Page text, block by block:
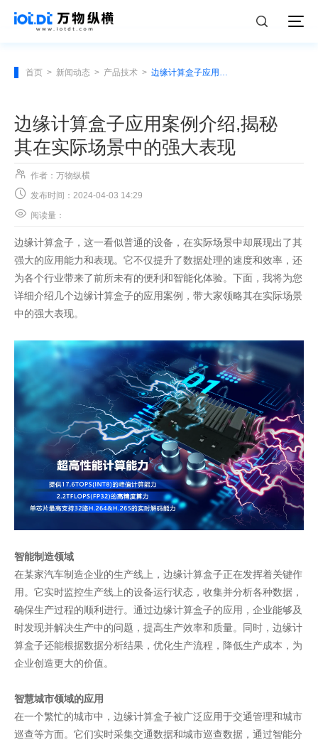
首页 > 新闻动态 > 产品技术 > 边缘计算盒子应用案例介绍,揭秘其在实际场景中的强大表现
边缘计算盒子应用案例介绍,揭秘
其在实际场景中的强大表现
 作者：万物纵横
 发布时间：2024-04-03 14:29
 阅读量：
边缘计算盒子，这一看似普通的设备，在实际场景中却展现出了其
强大的应用能力和表现。它不仅提升了数据处理的速度和效率，还
为各个行业带来了前所未有的便利和智能化体验。下面，我将为您
详细介绍几个边缘计算盒子的应用案例，带大家领略其在实际场景
中的强大表现。
智能制造领域
在某家汽车制造企业的生产线上，边缘计算盒子正在发挥着关键作
用。它实时监控生产线上的设备运行状态，收集并分析各种数据，
确保生产过程的顺利进行。通过边缘计算盒子的应用，企业能够及
时发现并解决生产中的问题，提高生产效率和质量。同时，边缘计
算盒子还能根据数据分析结果，优化生产流程，降低生产成本，为
企业创造更大的价值。
智慧城市领域的应用
在一个繁忙的城市中，边缘计算盒子被广泛应用于交通管理和城市
巡查等方面。它们实时采集交通数据和城市巡查数据，通过智能分